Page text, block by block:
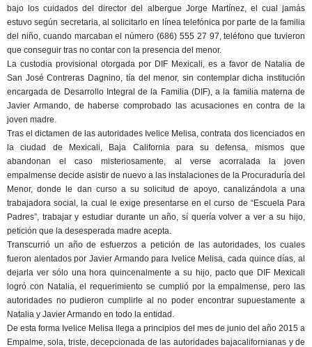
bajo los cuidados del director del albergue Jorge Martínez, el cual jamás
estuvo según secretaria, al solicitarlo en línea telefónica por parte de la familia
del niño, cuando marcaban el número (686) 555 27 97, teléfono que tuvieron
que conseguir tras no contar con la presencia del menor.
La custodia provisional otorgada por DIF Mexicali, es a favor de Natalia de
San José Contreras Dagnino, tía del menor, sin contemplar dicha institución
encargada de Desarrollo Integral de la Familia (DIF), a la familia materna de
Javier Armando, de haberse comprobado las acusaciones en contra de la
joven madre.
Tras el dictamen de las autoridades Ivelice Melisa, contrata dos licenciados en
la ciudad de Mexicali, Baja California para su defensa, mismos que
abandonan el caso misteriosamente, al verse acorralada la joven
empalmense decide asistir de nuevo a las instalaciones de la Procuraduría del
Menor, donde le dan curso a su solicitud de apoyo, canalizándola a una
trabajadora social, la cual le exige presentarse en el curso de “Escuela Para
Padres”, trabajar y estudiar durante un año, sí quería volver a ver a su hijo,
petición que la desesperada madre acepta.
Transcurrió un año de esfuerzos a petición de las autoridades, los cuales
fueron alentados por Javier Armando para Ivelice Melisa, cada quince días, al
dejarla ver sólo una hora quincenalmente a su hijo, pacto que DIF Mexicali
logró con Natalia, el requerimiento se cumplió por la empalmense, pero las
autoridades no pudieron cumplirle al no poder encontrar supuestamente a
Natalia y Javier Armando en todo la entidad.
De esta forma Ivelice Melisa llega a principios del mes de junio del año 2015 a
Empalme, sola, triste, decepcionada de las autoridades bajacalifornianas y de